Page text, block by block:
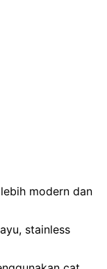
modern dan
stainless